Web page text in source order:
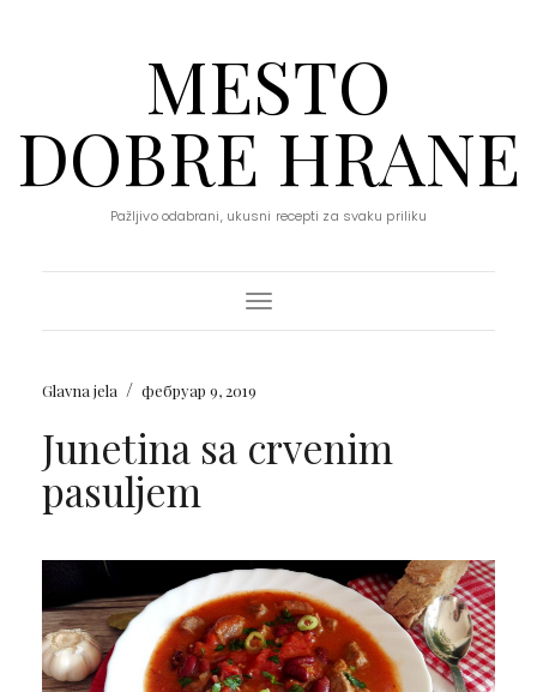
MESTO
DOBRE HRANE
Pažljivo odabrani, ukusni recepti za svaku priliku
Toggle Navigation
Glavna jela / фебруар 9, 2019
Junetina sa crvenim
pasuljem